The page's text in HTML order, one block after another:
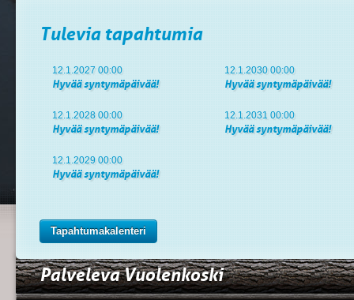
Tulevia tapahtumia
12.1.2027 00:00
Hyvää syntymäpäivää!
12.1.2028 00:00
Hyvää syntymäpäivää!
12.1.2029 00:00
Hyvää syntymäpäivää!
12.1.2030 00:00
Hyvää syntymäpäivää!
12.1.2031 00:00
Hyvää syntymäpäivää!
Tapahtumakalenteri
Palveleva Vuolenkoski